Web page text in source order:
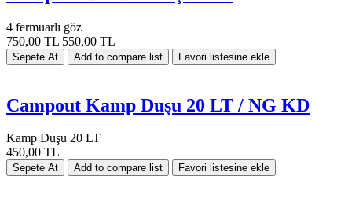
4 fermuarlı göz
750,00 TL 550,00 TL
Campout Kamp Duşu 20 LT / NG KD
Kamp Duşu 20 LT
450,00 TL